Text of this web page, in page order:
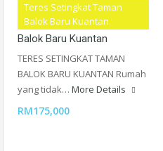
Teres Setingkat Taman
Balok Baru Kuantan
Teres Setingkat Taman
Balok Baru Kuantan
TERES SETINGKAT TAMAN
BALOK BARU KUANTAN Rumah
yang tidak… More Details
RM175,000